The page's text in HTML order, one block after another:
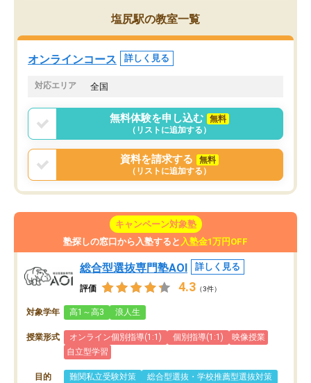
チングのおかげで、停滞期もモチベー
ションを維持できました。「やらされ
る勉強」から「目標のための勉強」へ
意識が変わったことが、目標校への合
た。自分から学ぶ姿勢を
塩尻駅の教室一覧
オンラインコース 詳しく見る
対応エリア 全国
無料体験を申し込む
無料
（リストに追加する）
資料を請求する
無料
（リストに追加する）
キャンペーン対象塾
塾探しの窓口から入塾すると 入塾金1万円OFF
総合型選抜専門塾AOI 詳しく見る
評価 4.3 （3件）
対象学年 高1～高3 浪人生
授業形式 オンライン個別指導(1:1) 個別指導(1:1)
映像授業
自立型学習
目的 難関私立受験対策 総合型選抜・学校推薦型選抜対策